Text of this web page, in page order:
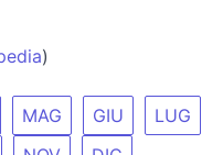
)
MAG GIU
LUG